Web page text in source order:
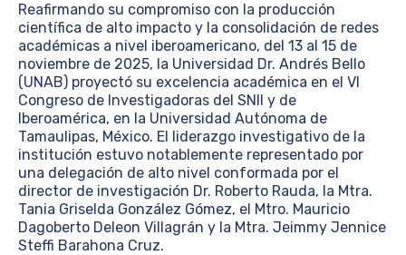
Reafirmando su compromiso con la producción
científica de alto impacto y la consolidación de redes
académicas a nivel iberoamericano, del 13 al 15 de
noviembre de 2025, la Universidad Dr. Andrés Bello
(UNAB) proyectó su excelencia académica en el VI
Congreso de Investigadoras del SNII y de
Iberoamérica, en la Universidad Autónoma de
Tamaulipas, México. El liderazgo investigativo de la
institución estuvo notablemente representado por
una delegación de alto nivel conformada por el
director de investigación Dr. Roberto Rauda, la Mtra.
Tania Griselda González Gómez, el Mtro. Mauricio
Dagoberto Deleon Villagrán y la Mtra. Jeimmy Jennice
Steffi Barahona Cruz.